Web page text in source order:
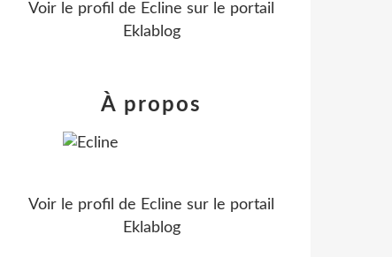
Voir le profil de Ecline sur le portail
Eklablog
À propos
Voir le profil de Ecline sur le portail
Eklablog